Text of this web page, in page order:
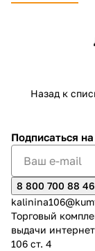
Назад к
Подписаться
8 800 700 88 46
Торговый
выдачи
106 ст. 4